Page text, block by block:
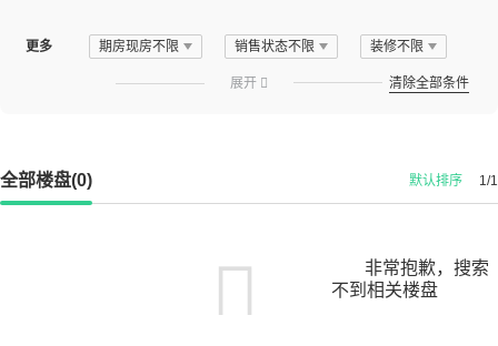
更多 期房现房不限 销售状态不限 装修不限
展开  清除全部条件
全部楼盘(0) 1/1
默认排序
非常抱歉，搜索
不到相关楼盘